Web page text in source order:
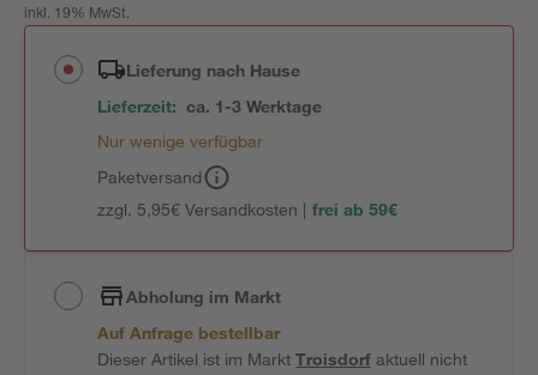
inkl. 19% MwSt.
Lieferung nach Hause
Lieferzeit: ca. 1-3 Werktage
Nur wenige verfügbar
Paketversand
zzgl. 5,95€ Versandkosten | frei ab 59€
Abholung im Markt
Auf Anfrage bestellbar
Dieser Artikel ist im MarktTroisdorfaktuell nicht